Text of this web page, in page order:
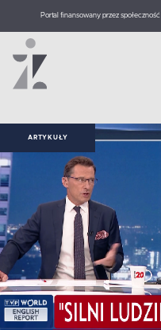
Portal finansowany przez społeczność
ARTYKUŁY